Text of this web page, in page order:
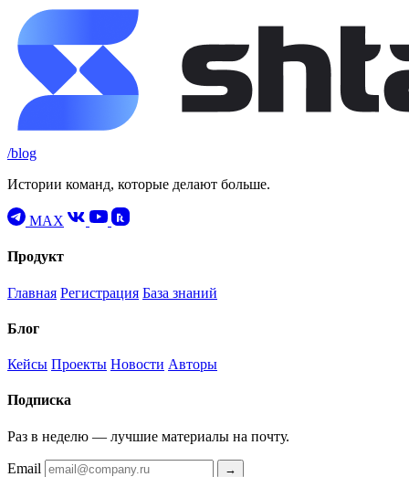
/blog
Истории команд, которые делают больше.
MAX
Продукт
Главная Регистрация База знаний
Блог
Кейсы Проекты Новости Авторы
Подписка
Раз в неделю — лучшие материалы на почту.
Email →